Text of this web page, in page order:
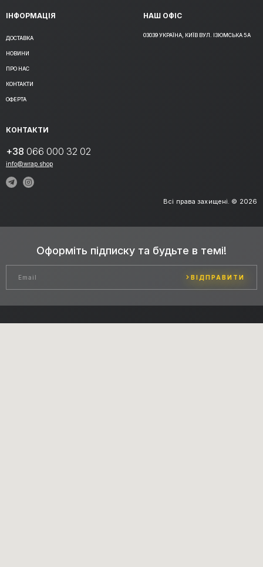
ІНФОРМАЦІЯ
ДОСТАВКА
НОВИНИ
ПРО НАС
КОНТАКТИ
ОФЕРТА
НАШ ОФІС
03039 УКРАЇНА, КИЇВ ВУЛ. ІЗЮМСЬКА 5А
КОНТАКТИ
+38 066 000 32 02
info@wrap.shop
Всі права захищені. © 2026
Оформіть підписку та будьте в темі!
ВІДПРАВИТИ